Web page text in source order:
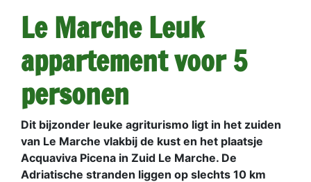
Le Marche Leuk
appartement voor 5
personen
Dit bijzonder leuke agriturismo ligt in het zuiden
van Le Marche vlakbij de kust en het plaatsje
Acquaviva Picena in Zuid Le Marche. De
Adriatische stranden liggen op slechts 10 km